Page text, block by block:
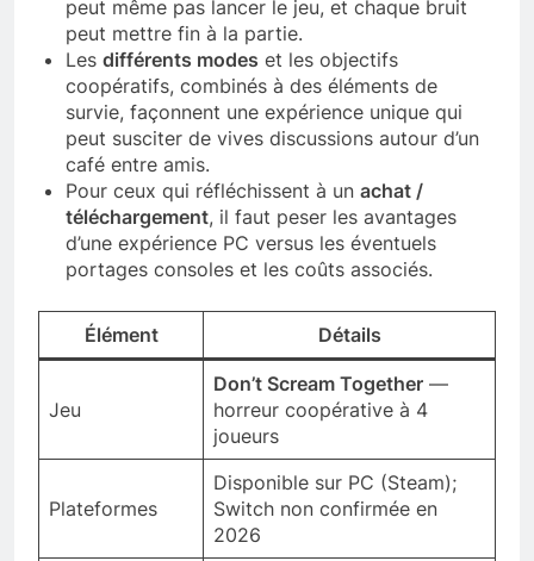
peut même pas lancer le jeu, et chaque bruit
peut mettre fin à la partie.
Les différents modes et les objectifs
coopératifs, combinés à des éléments de
survie, façonnent une expérience unique qui
peut susciter de vives discussions autour d’un
café entre amis.
Pour ceux qui réfléchissent à un achat /
téléchargement, il faut peser les avantages
d’une expérience PC versus les éventuels
portages consoles et les coûts associés.
Élément Détails
Jeu
Don’t Scream Together —
horreur coopérative à 4
joueurs
Plateformes
Disponible sur PC (Steam);
Switch non confirmée en
2026